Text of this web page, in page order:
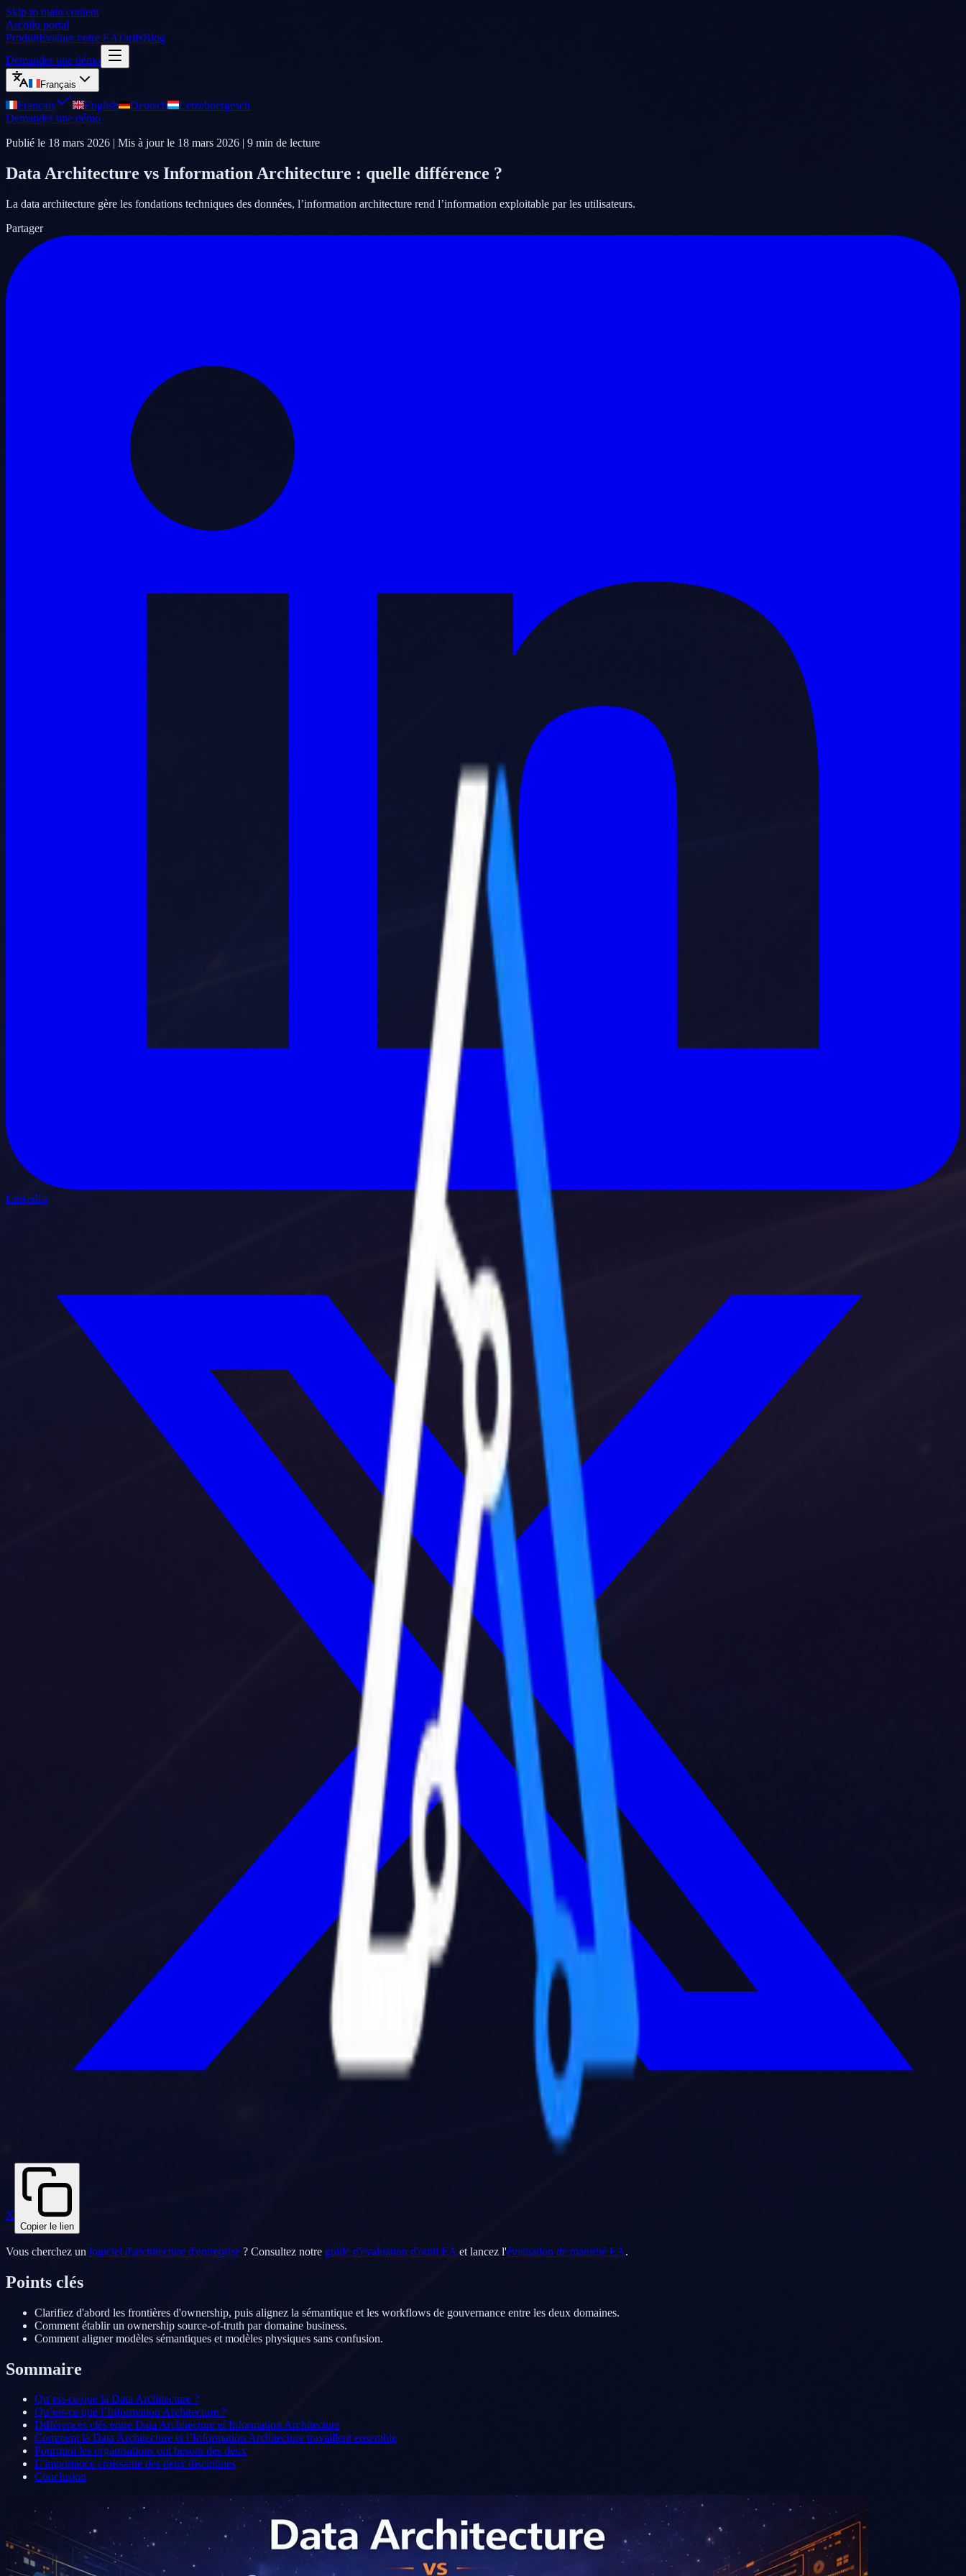
Skip to main content
Archilu portal
ProduitEvaluer votre EATarifsBlog
Demander une démo
Français
Français English Deutsch
Lëtzebuergesch
Demander une démo
Publié le 18 mars 2026 | Mis à jour le 18 mars 2026 | 9 min de lecture
Data Architecture vs Information Architecture : quelle différence ?
La data architecture gère les fondations techniques des données, l’information architecture rend l’information exploitable par les utilisateurs.
Partager
LinkedIn
X
Copier le lien
Vous cherchez un logiciel d'architecture d'entreprise ? Consultez notre guide d'évaluation d'outil EA et lancez l'évaluation de maturité EA.
Points clés
Clarifiez d'abord les frontières d'ownership, puis alignez la sémantique et les workflows de gouvernance entre les deux domaines.
Comment établir un ownership source-of-truth par domaine business.
Comment aligner modèles sémantiques et modèles physiques sans confusion.
Sommaire
Qu’est-ce que la Data Architecture ?
Qu’est-ce que l’Information Architecture ?
Différences clés entre Data Architecture et Information Architecture
Comment la Data Architecture et l’Information Architecture travaillent ensemble
Pourquoi les organisations ont besoin des deux
L’importance croissante des deux disciplines
Conclusion